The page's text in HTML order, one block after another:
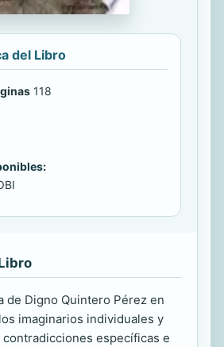
del Libro
118
de Digno Quintero Pérez en
imaginarios individuales y
específicas e